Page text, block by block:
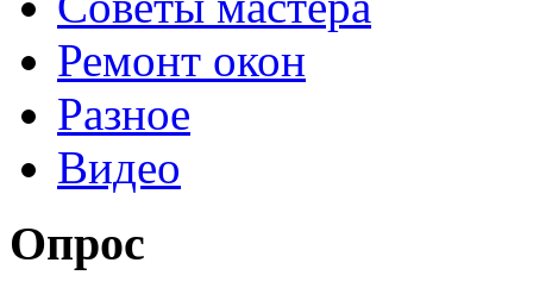
Ремонт окон
Разное
Видео
Опрос